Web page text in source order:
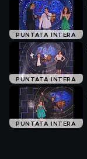
PUNTATA INTERA
PUNTATA INTERA
PUNTATA INTERA